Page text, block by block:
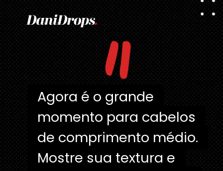
"
Agora é o grande
momento para cabelos
de comprimento médio.
Mostre sua textura e
Agora é o grande
momento para cabelos
de comprimento médio.
Mostre sua textura e